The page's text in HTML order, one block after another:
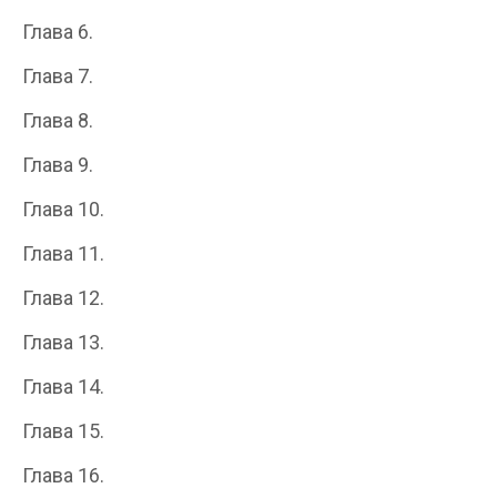
Глава 6.
Глава 7.
Глава 8.
Глава 9.
Глава 10.
Глава 11.
Глава 12.
Глава 13.
Глава 14.
Глава 15.
Глава 16.